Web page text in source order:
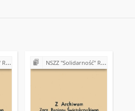
NSZZ "Solidarność" Region Świętokrzyski - teleksy (1981)